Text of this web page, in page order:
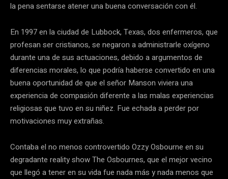
la pena sentarse atener una buena conversación con él.
En 1997 en la ciudad de Lubbock, Texas, dos enfermeros, que
profesan ser cristianos, se negaron a administrarle oxígeno
durante una de sus actuaciones, debido a argumentos de
diferencias morales, lo que podría haberse convertido en una
buena oportunidad de que el señor Manson viviera una
experiencia de compasión diferente a las malas experiencias
religiosas que tuvo en su niñez. Fue echada a perder por
motivaciones muy extrañas.
Contaba el no menos controvertido Ozzy Osbourne en su
degradante reality show The Osbournes, que el mejor vecino
que llegó a tener en su vida fue nada más y nada menos que